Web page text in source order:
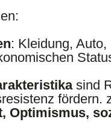
: Kleidung, Auto,
sind
fördern.
Optimismus,